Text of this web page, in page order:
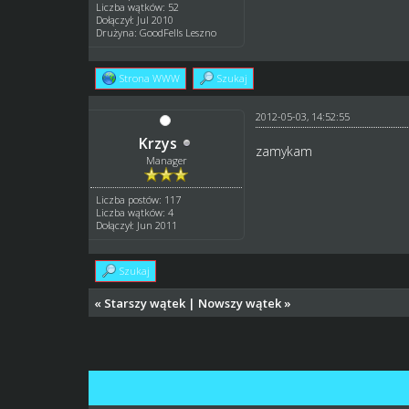
Liczba wątków: 52
Dołączył: Jul 2010
Drużyna: GoodFells Leszno
Strona WWW Szukaj
Krzys
Manager
Liczba postów: 117
Liczba wątków: 4
Dołączył: Jun 2011
2012-05-03, 14:52:55
zamykam
Szukaj
« Starszy wątek | Nowszy wątek »